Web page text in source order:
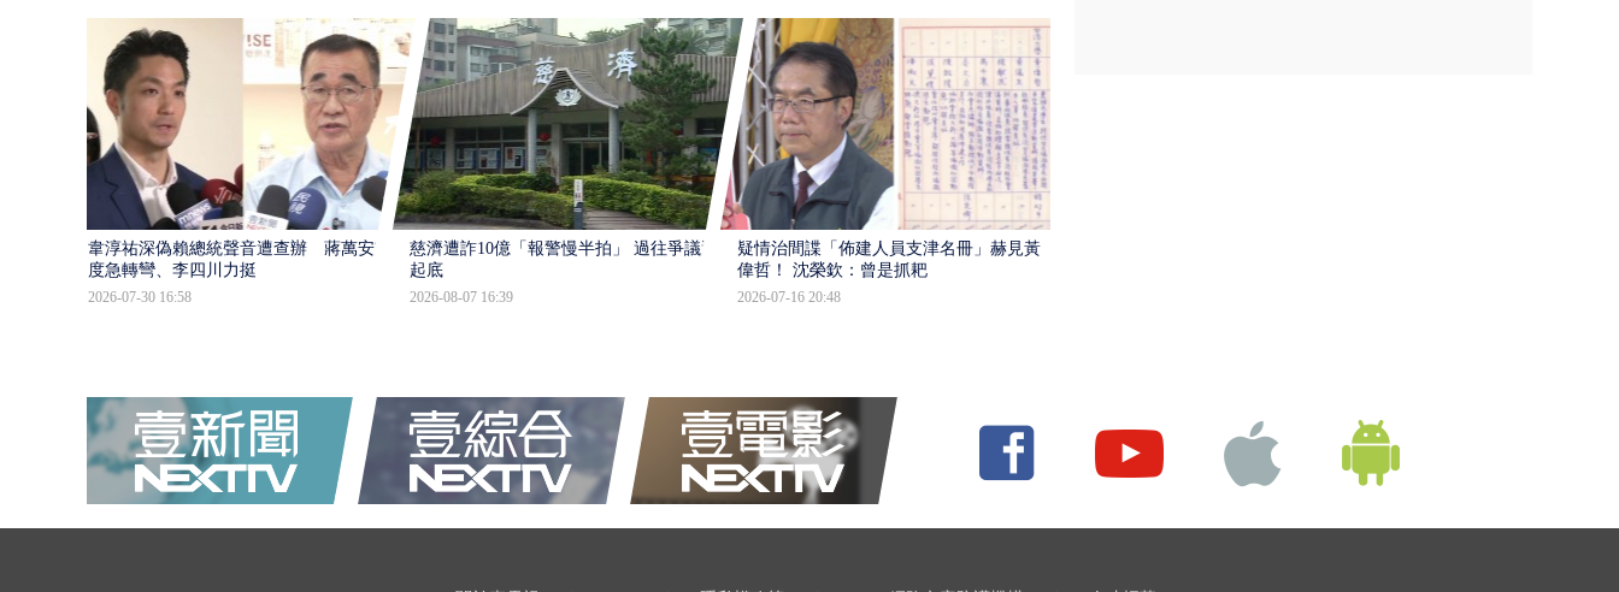
韋淳祐深偽賴總統聲音遭查辦 蔣萬安態
度急轉彎、李四川力挺
2026-07-30 16:58
慈濟遭詐10億「報警慢半拍」 過往爭議遭
起底
2026-08-07 16:39
疑情治間諜「佈建人員支津名冊」赫見黃
偉哲！ 沈榮欽：曾是抓耙
2026-07-16 20:48